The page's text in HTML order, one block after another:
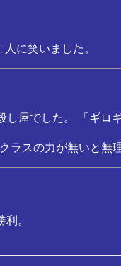
に笑いました。
屋でした。 「ギ
スの力が無いと無
。